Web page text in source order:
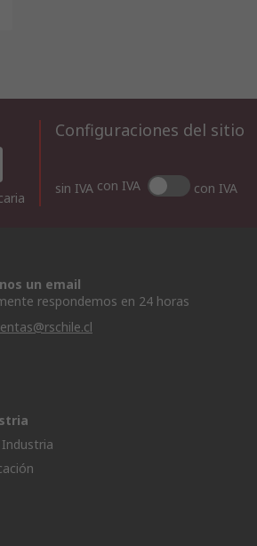
Configuraciones del sitio
sin IVA con IVA con IVA
un email
respondemos en 24 horas